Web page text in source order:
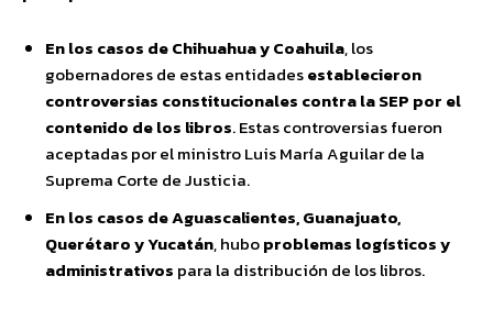
En los casos de Chihuahua y Coahuila, los
gobernadores de estas entidadesestablecieron
controversias constitucionales contra la SEP por el
contenido de los libros. Estas controversias fueron
aceptadas por el ministro Luis María Aguilar de la
Suprema Corte de Justicia.
En los casos de Aguascalientes, Guanajuato,
Querétaro y Yucatán, huboproblemas logísticos y
administrativos para la distribución de los libros.